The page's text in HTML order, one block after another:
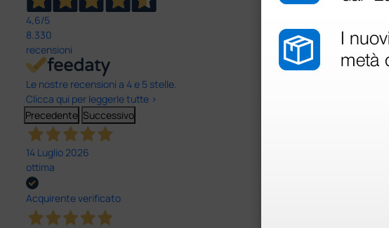
4,6/5
8.330
recensioni
Le nostre recensioni a 4 e 5 stelle.
Clicca qui per leggerle tutte >
Precedente Successivo
14 Luglio 2026
ottima
Acquirente verificato